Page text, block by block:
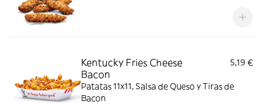
Kentucky Fries Cheese
Bacon
5,19 €
Patatas 11x11, Salsa de Queso y Tiras de
Bacon